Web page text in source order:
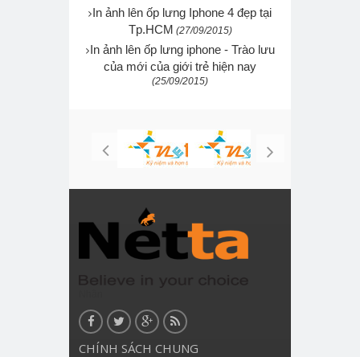
In ảnh lên ốp lưng Iphone 4 đẹp tại
Tp.HCM (27/09/2015)
In ảnh lên ốp lưng iphone - Trào lưu
của mới của giới trẻ hiện nay
(25/09/2015)
CHÍNH SÁCH CHUNG